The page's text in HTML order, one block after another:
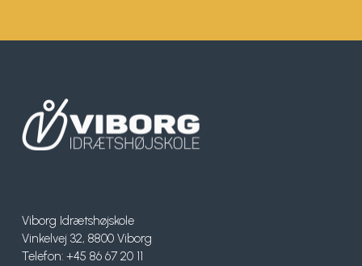
Viborg Idrætshøjskole
Vinkelvej 32, 8800 Viborg
Telefon: +45 86 67 20 11